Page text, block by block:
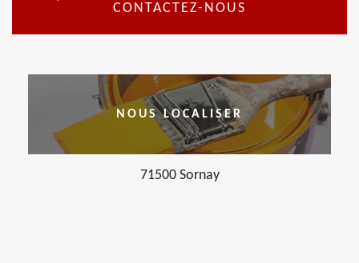
CONTACTEZ-NOUS
NOUS LOCALISER
71500 Sornay